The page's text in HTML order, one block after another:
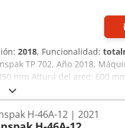
2018, Funcionalidad:
TP 702, Año 2018,
mm Altura del arco: 600
y expulsión
la banda: 12 mm
H-46A-12 | 2021